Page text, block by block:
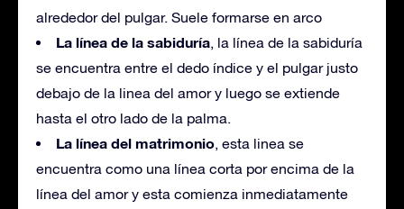
alrededor del pulgar. Suele formarse en arco
La línea de la sabiduría, la línea de la sabiduría
se encuentra entre el dedo índice y el pulgar justo
debajo de la linea del amor y luego se extiende
hasta el otro lado de la palma.
La línea del matrimonio, esta linea se
encuentra como una línea corta por encima de la
línea del amor y esta comienza inmediatamente